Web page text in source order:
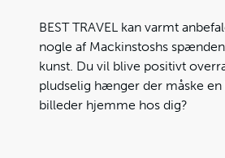
BEST TRAVEL kan varmt
nogle af Mackinstoshs
kunst. Du vil blive positivt
pludselig hænger der måske en
billeder hjemme hos dig?